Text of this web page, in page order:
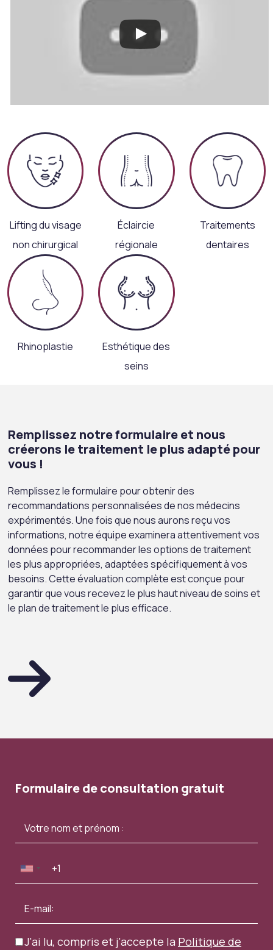
Lifting du visage
non chirurgical
Éclaircie
régionale
Traitements
dentaires
Rhinoplastie
Esthétique des
seins
Remplissez notre formulaire et nous
créerons le traitement le plus adapté pour
vous !
Remplissez le formulaire pour obtenir des
recommandations personnalisées de nos médecins
expérimentés. Une fois que nous aurons reçu vos
informations, notre équipe examinera attentivement vos
données pour recommander les options de traitement
les plus appropriées, adaptées spécifiquement à vos
besoins. Cette évaluation complète est conçue pour
garantir que vous recevez le plus haut niveau de soins et
le plan de traitement le plus efficace.
Formulaire de consultation gratuit
J'ai lu, compris et j'accepte la Politique de